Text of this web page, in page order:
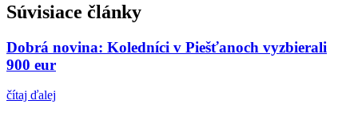
Súvisiace články
Dobrá novina: Koledníci v Piešťanoch vyzbierali
900 eur
čítaj ďalej